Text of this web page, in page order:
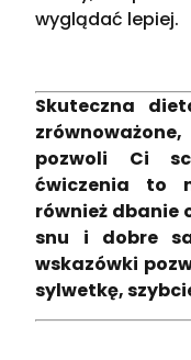
wyglądać lepiej.
Skuteczna
pozwoli Ci
ćwiczenia to
również dbanie
snu i dobre
wskazówki
sylwetkę,